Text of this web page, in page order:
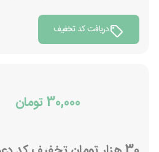
دریافت کد تخفیف
30,000 تومان